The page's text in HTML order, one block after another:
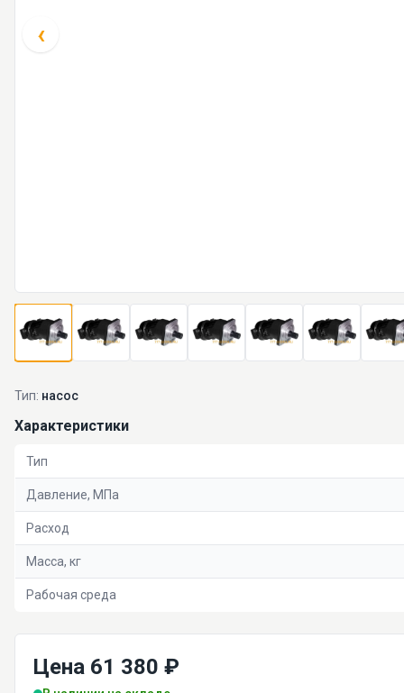
‹
Тип: насос
Характеристики
Тип
Давление, МПа
Расход
Масса, кг
Рабочая среда
Цена 61 380 ₽